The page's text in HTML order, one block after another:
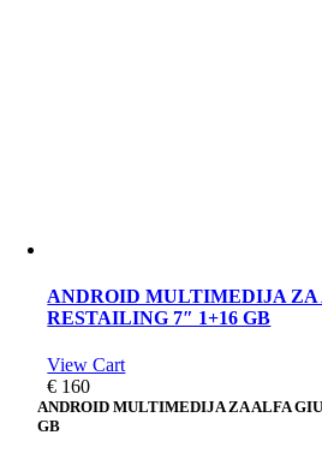
ANDROID MULTIMEDIJA
RESTAILING 7″ 1+16 GB
View Cart
€ 160
ANDROID MULTIMEDIJA ZA ALFA
GB